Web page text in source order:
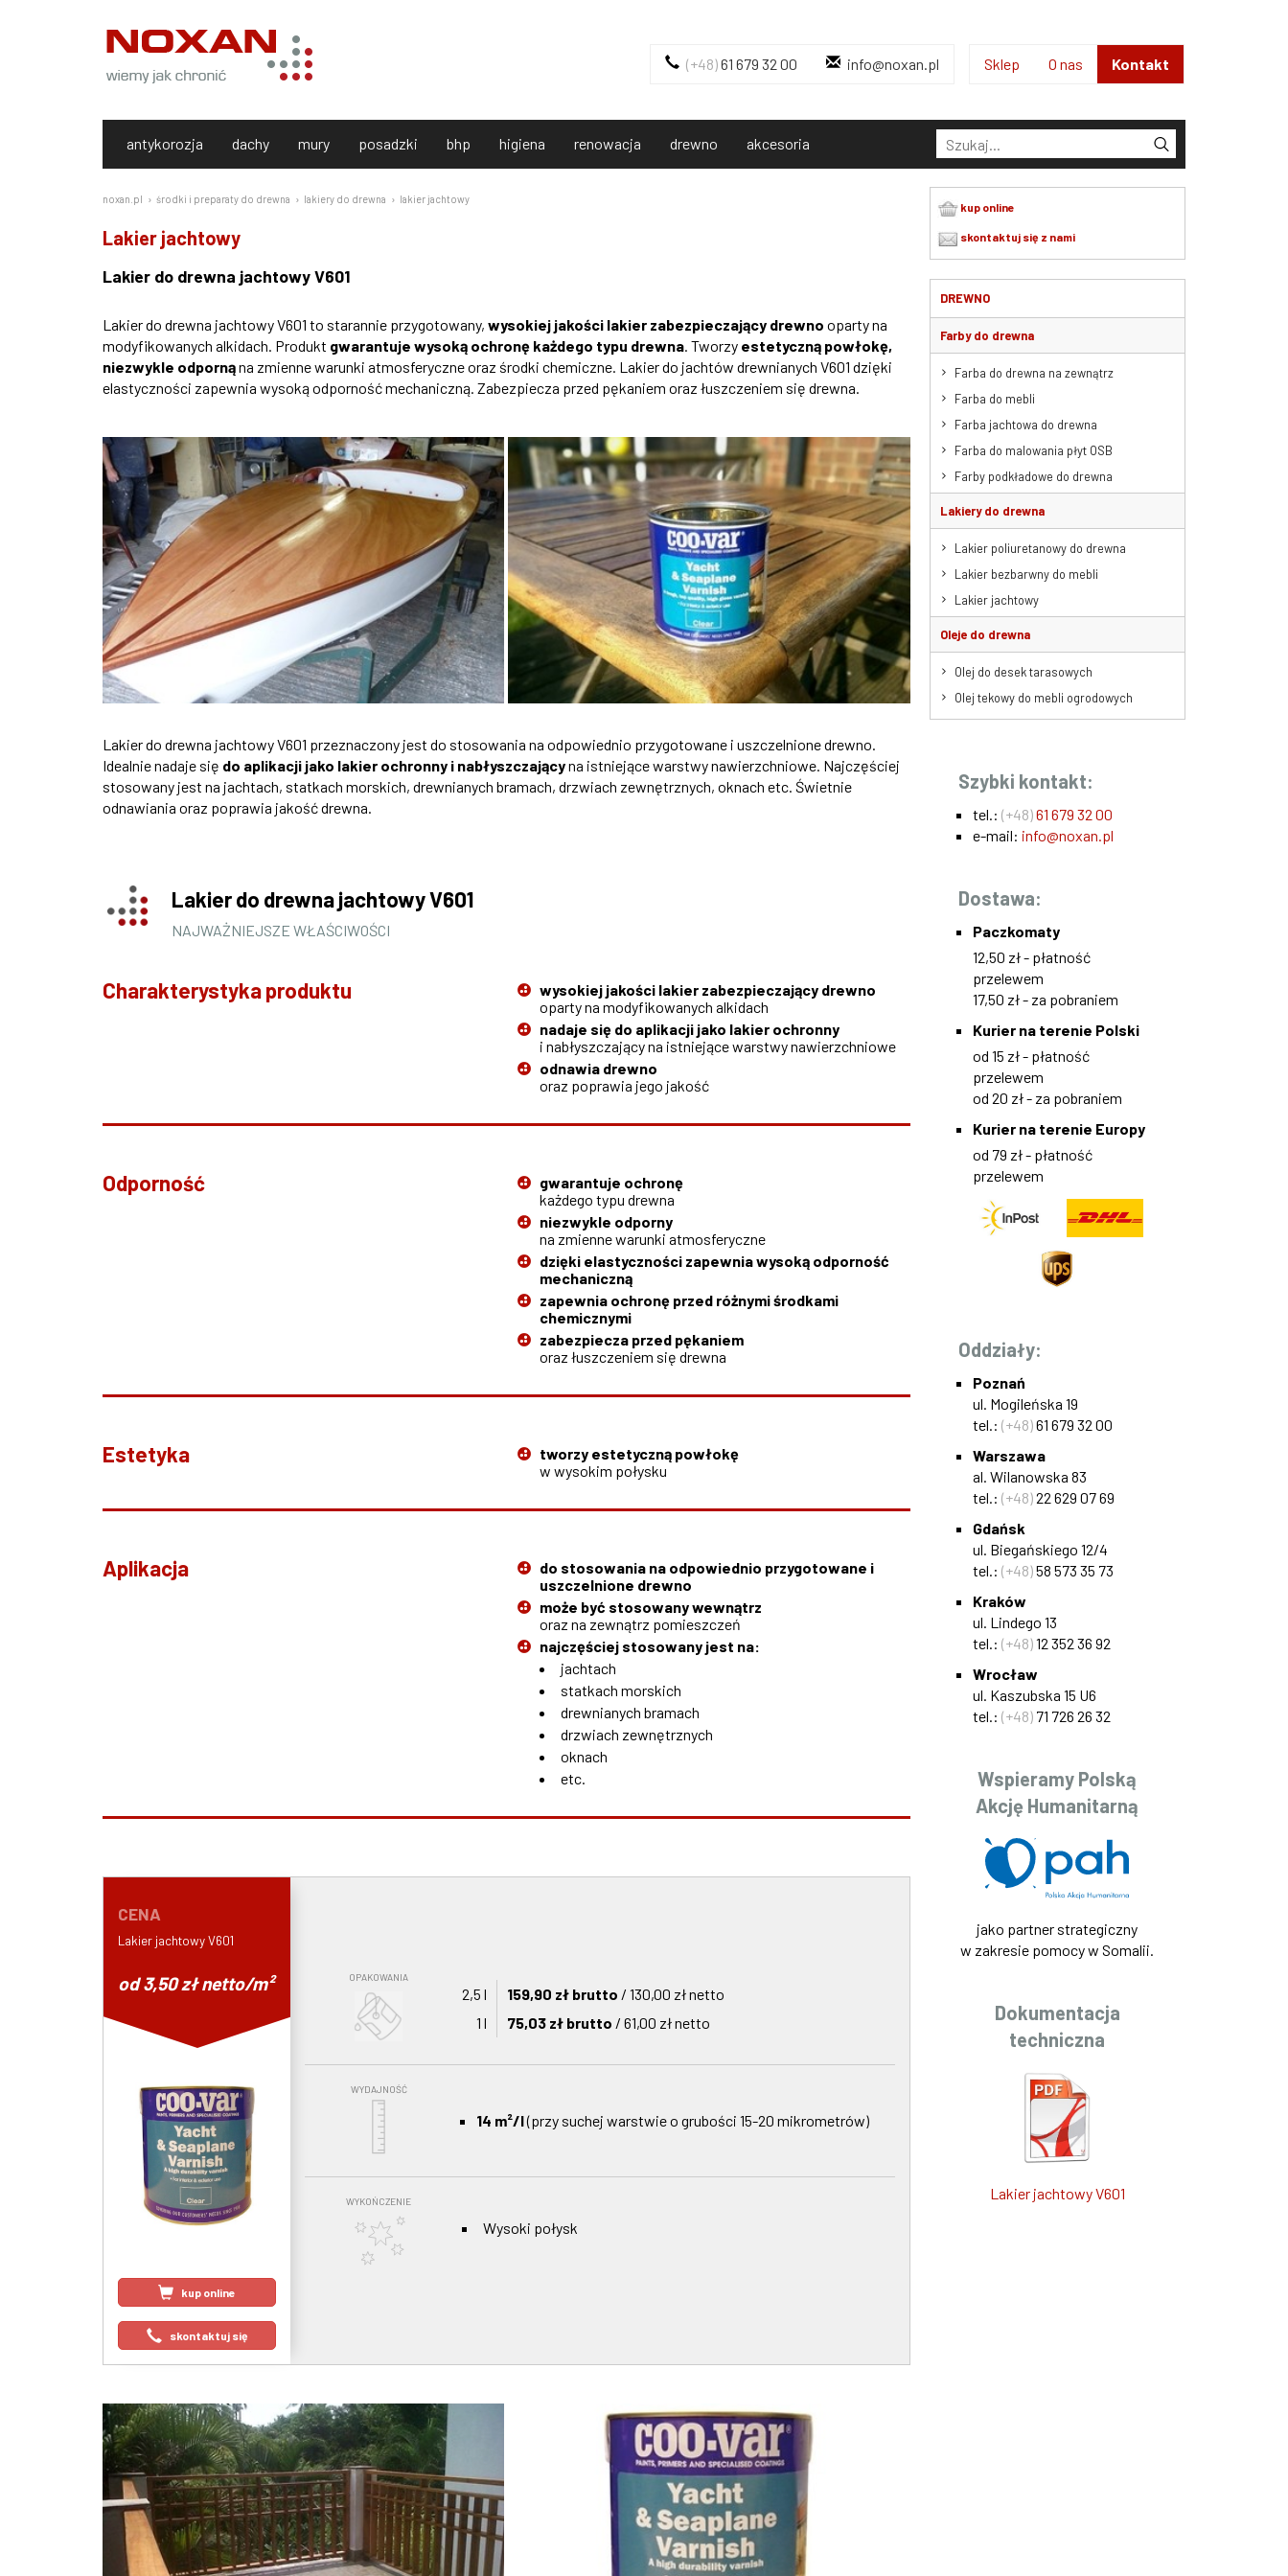
Sklep O nas Kontakt
(+48)61 679 32 00 info@noxan.pl
antykorozja dachy mury posadzki bhp higiena renowacja drewno akcesoria
noxan.pl środki i preparaty do drewna lakiery do drewna lakier jachtowy
Lakier jachtowy
Lakier do drewna jachtowy V601
Lakier do drewna jachtowy V601 to starannie przygotowany, wysokiej jakości lakier zabezpieczający drewno oparty na
modyfikowanych alkidach. Produkt gwarantuje wysoką ochronę każdego typu drewna. Tworzy estetyczną powłokę,
niezwykle odpornąna zmienne warunki atmosferyczne oraz środki chemiczne. Lakier do jachtów drewnianych V601 dzięki
elastyczności zapewnia wysoką odporność mechaniczną. Zabezpiecza przed pękaniem oraz łuszczeniem się drewna.
Lakier do drewna jachtowy V601 przeznaczony jest do stosowania na odpowiednio przygotowane i uszczelnione drewno.
Idealnie nadaje się do aplikacji jako lakier ochronny i nabłyszczającyna istniejące warstwy nawierzchniowe. Najczęściej
stosowany jest na jachtach, statkach morskich, drewnianych bramach, drzwiach zewnętrznych, oknach etc. Świetnie
odnawiania oraz poprawia jakość drewna.
Lakier do drewna jachtowy V601
NAJWAŻNIEJSZE WŁAŚCIWOŚCI
Charakterystyka produktu
wysokiej jakości lakier zabezpieczający drewno
oparty na modyfikowanych alkidach
nadaje się do aplikacji jako lakier ochronny
i nabłyszczający na istniejące warstwy nawierzchniowe
odnawia drewno
oraz poprawia jego jakość
Odporność
gwarantuje ochronę
każdego typu drewna
niezwykle odporny
na zmienne warunki atmosferyczne
dzięki elastyczności zapewnia wysoką odporność
mechaniczną
zapewnia ochronę przed różnymi środkami
chemicznymi
zabezpiecza przed pękaniem
oraz łuszczeniem się drewna
Estetyka
tworzy estetyczną powłokę
w wysokim połysku
Aplikacja
do stosowania na odpowiednio przygotowane i
uszczelnione drewno
może być stosowany wewnątrz
oraz na zewnątrz pomieszczeń
najczęściej stosowany jest na:
jachtach
statkach morskich
drewnianych bramach
drzwiach zewnętrznych
oknach
etc.
CENA
Lakier jachtowy V601
od 3,50 zł netto/m²
kup online
skontaktuj się
OPAKOWANIA
2,5 l 159,90 zł brutto / 130,00 zł netto
1 l
75,03 zł brutto / 61,00 zł netto
WYDAJNOŚĆ
14 m²/l(przy suchej warstwie o grubości 15-20 mikrometrów)
WYKOŃCZENIE
Wysoki połysk
kup online
skontaktuj się z nami
DREWNO
Farby do drewna
Farba do drewna na zewnątrz
Farba do mebli
Farba jachtowa do drewna
Farba do malowania płyt OSB
Farby podkładowe do drewna
Lakiery do drewna
Lakier poliuretanowy do drewna
Lakier bezbarwny do mebli
Lakier jachtowy
Oleje do drewna
Olej do desek tarasowych
Olej tekowy do mebli ogrodowych
Szybki kontakt:
tel.: (+48)61 679 32 00
e-mail: info@noxan.pl
Dostawa:
Paczkomaty
12,50 zł - płatność
przelewem
17,50 zł - za pobraniem
Kurier na terenie Polski
od 15 zł - płatność
przelewem
od 20 zł - za pobraniem
Kurier na terenie Europy
od 79 zł - płatność
przelewem
Oddziały:
Poznań
ul. Mogileńska 19
tel.: (+48)61 679 32 00
Warszawa
al. Wilanowska 83
tel.: (+48)22 629 07 69
Gdańsk
ul. Biegańskiego 12/4
tel.: (+48)58 573 35 73
Kraków
ul. Lindego 13
tel.: (+48)12 352 36 92
Wrocław
ul. Kaszubska 15 U6
tel.: (+48)71 726 26 32
Wspieramy Polską
Akcję Humanitarną
jako partner strategiczny
w zakresie pomocy w Somalii.
Dokumentacja
techniczna
Lakier jachtowy V601